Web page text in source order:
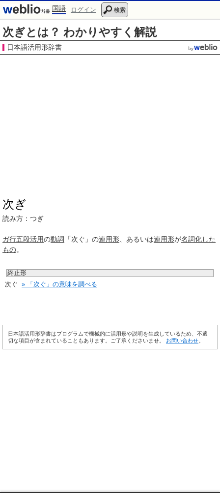
国語 ログイン 検索
次ぎとは？ わかりやすく解説
日本語活用形辞書
次ぎ
読み方：つぎ
ガ行五段活用の動詞 「次ぐ」の連用形 、あるいは連用形が名詞化した
もの。
終止形
次ぐ » 「次ぐ」の意味を調べる
日本語活用形辞書はプログラムで機械的に活用形や説明を生成しているため、不適
切な項目が含まれていることもあります。ご了承くださいませ。 お問い合わせ